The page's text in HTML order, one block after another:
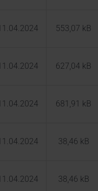
553,07 kB
627,04 kB
681,91 kB
38,46 kB
38,46 kB